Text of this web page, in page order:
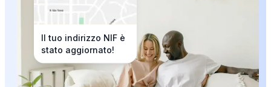
Il tuo indirizzo NIF è
stato aggiornato!